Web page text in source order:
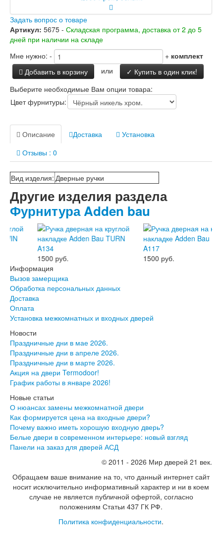
Лабиринт Инфинити
Лабиринт Иссида
Лабиринт Карбон
Лабиринт Кармина
Лабиринт Классик Антик медный
Лабиринт Классик Шагрень
Лабиринт Кредор
Лабиринт Лаб Про
Лабиринт Лайн Вайт
Лабиринт Леолаб
Лабиринт Лондон
Лабиринт Мегаполис
Лабиринт Норд Плюс
Лабиринт Пиано Смарт 2.0
Лабиринт Платинум
Лабиринт Полярис лайт
Лабиринт Роял
Лабиринт Сильвер
Лабиринт Сияна
Лабиринт Скайлаб
Лабиринт Смартлаб
Лабиринт Термолайт
Лабиринт Термомагнит
Лабиринт Урбан
Лабиринт Эволаб
Двери Про
Двери Интекрон
Интекрон Брайтон Антрацит
Интекрон Вектор
Интекрон Греция
Интекрон Италия
Интекрон Колизей
Интекрон Колизей Белый
Интекрон Неаполь
Интекрон Премьера
Интекрон Профит
Интекрон Ронда
Интекрон Сицилия
Интекрон Спарта Белая
Интекрон Термо
Задать вопрос о товаре
Артикул: 5675 - Складская программа, доставка от 2 до 5
дней при наличии на складе
Мне нужно: - + комплект
Добавить в корзину
или
✓ Купить в один клик!
Выберите необходимые Вам опции товара:
Цвет фурнитуры:
Описание Доставка
Установка
Отзывы : 0
Вид изделия: Дверные ручки
Другие изделия раздела
Фурнитура Adden bau
1500 руб.
1500 руб.
Информация
Вызов замерщика
Обработка персональных данных
Доставка
Оплата
Установка межкомнатных и входных дверей
Новости
Праздничные дни в мае 2026.
Праздничные дни в апреле 2026.
Праздничные дни в марте 2026.
Акция на двери Termodoor!
График работы в январе 2026!
Новые статьи
О нюансах замены межкомнатной двери
Как формируется цена на входные двери?
Почему важно иметь хорошую входную дверь?
Белые двери в современном интерьере: новый взгляд
Панели на заказ для дверей АСД
© 2011 - 2026 Мир дверей 21 век.
Обращаем ваше внимание на то, что данный интернет сайт
носит исключительно информативный характер и ни в коем
случае не является публичной офертой, согласно
положениям Статьи 437 ГК РФ.
Политика конфиденциальности.